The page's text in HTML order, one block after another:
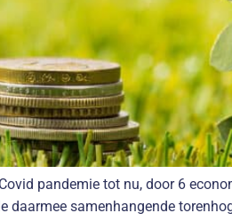
pandemie tot nu, door 6
daarmee samenhangende